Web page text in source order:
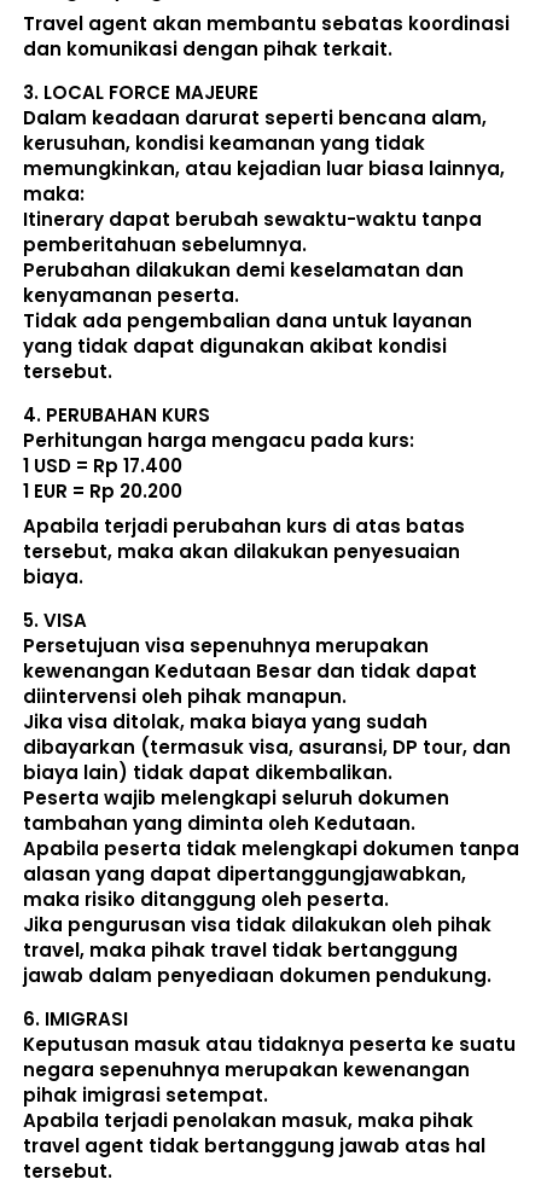
Travel agent akan membantu sebatas koordinasi
dan komunikasi dengan pihak terkait.
3. LOCAL FORCE MAJEURE
Dalam keadaan darurat seperti bencana alam,
kerusuhan, kondisi keamanan yang tidak
memungkinkan, atau kejadian luar biasa lainnya,
maka:
Itinerary dapat berubah sewaktu-waktu tanpa
pemberitahuan sebelumnya.
Perubahan dilakukan demi keselamatan dan
kenyamanan peserta.
Tidak ada pengembalian dana untuk layanan
yang tidak dapat digunakan akibat kondisi
tersebut.
4. PERUBAHAN KURS
Perhitungan harga mengacu pada kurs:
1 USD = Rp 17.400
1 EUR = Rp 20.200
Apabila terjadi perubahan kurs di atas batas
tersebut, maka akan dilakukan penyesuaian
biaya.
5. VISA
Persetujuan visa sepenuhnya merupakan
kewenangan Kedutaan Besar dan tidak dapat
diintervensi oleh pihak manapun.
Jika visa ditolak, maka biaya yang sudah
dibayarkan (termasuk visa, asuransi, DP tour, dan
biaya lain) tidak dapat dikembalikan.
Peserta wajib melengkapi seluruh dokumen
tambahan yang diminta oleh Kedutaan.
Apabila peserta tidak melengkapi dokumen tanpa
alasan yang dapat dipertanggungjawabkan,
maka risiko ditanggung oleh peserta.
Jika pengurusan visa tidak dilakukan oleh pihak
travel, maka pihak travel tidak bertanggung
jawab dalam penyediaan dokumen pendukung.
6. IMIGRASI
Keputusan masuk atau tidaknya peserta ke suatu
negara sepenuhnya merupakan kewenangan
pihak imigrasi setempat.
Apabila terjadi penolakan masuk, maka pihak
travel agent tidak bertanggung jawab atas hal
tersebut.